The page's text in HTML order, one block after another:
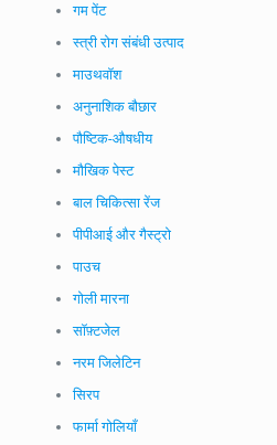
गम पेंट
स्त्री रोग संबंधी उत्पाद
माउथवॉश
अनुनाशिक बौछार
पौष्टिक-औषधीय
मौखिक पेस्ट
बाल चिकित्सा रेंज
पीपीआई और गैस्ट्रो
पाउच
गोली मारना
सॉफ़्टजेल
नरम जिलेटिन
सिरप
फार्मा गोलियाँ